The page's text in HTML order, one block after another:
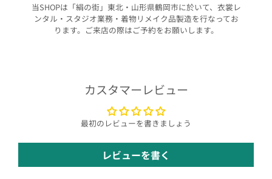
当SHOPは「絹の街」東北・山形県鶴岡市に於いて、衣裳レ
ンタル・スタジオ業務・着物リメイク品製造を行なってお
ります。ご来店の際はご予約をお願いします。
カスタマーレビュー
最初のレビューを書きましょう
レビューを書く